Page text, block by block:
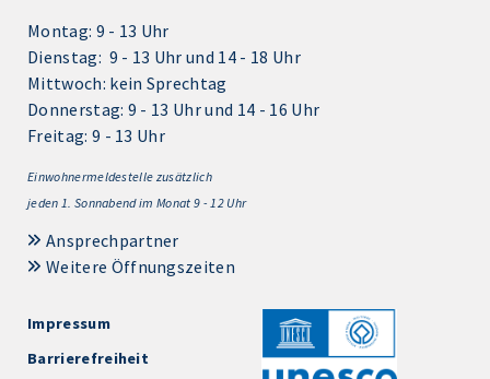
Montag: 9 - 13 Uhr
Dienstag: 9 - 13 Uhr und 14 - 18 Uhr
Mittwoch: kein Sprechtag
Donnerstag: 9 - 13 Uhr und 14 - 16 Uhr
Freitag: 9 - 13 Uhr
Einwohnermeldestelle zusätzlich
jeden 1. Sonnabend im Monat 9 - 12 Uhr
Ansprechpartner
Weitere Öffnungszeiten
Impressum
Barrierefreiheit